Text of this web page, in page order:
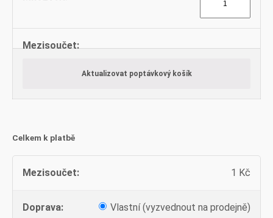
Aktualizovat poptávkový košík
Celkem k platbě
1 Kč
Vlastní (vyzvednout na prodejně)